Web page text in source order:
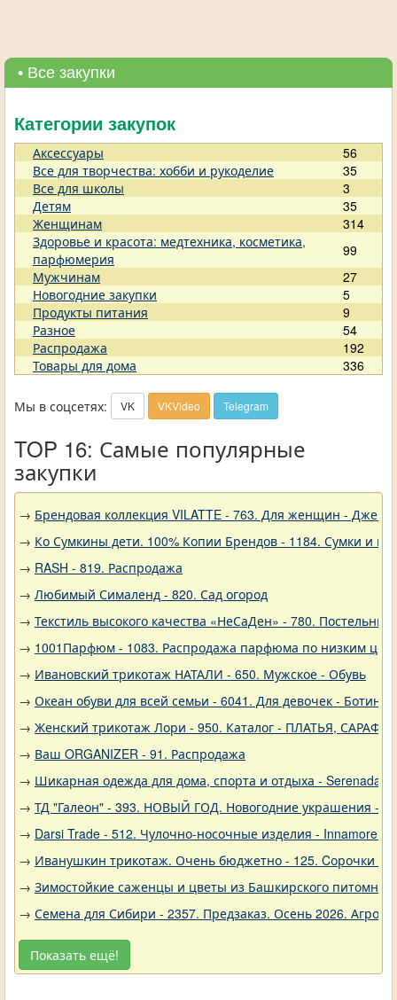
• Все закупки
Категории закупок
Аксессуары
56
Все для творчества: хобби и рукоделие
35
Все для школы
3
Детям
35
Женщинам
314
Здоровье и красота: медтехника, косметика,
парфюмерия
99
Мужчинам
27
Новогодние закупки
5
Продукты питания
9
Разное
54
Распродажа
192
Товары для дома
336
Мы в соцсетях: VK VKVideo Telegram
TOP 16: Самые популярные
закупки
→ Брендовая коллекция VILATTE - 763. Для женщин -
→ Ко Сумкины дети. 100% Копии Брендов - 1184. Сумки и
→ RASH - 819. Распродажа
→ Любимый Сималенд - 820. Сад огород
→ Текстиль высокого качества «НеСаДен» - 780.
→ 1001Парфюм - 1083. Распродажа парфюма по низким
→ Ивановский трикотаж НАТАЛИ - 650. Мужское - Обувь
→ Океан обуви для всей семьи - 6041. Для девочек - Ботинки
→ Женский трикотаж Лори - 950. Каталог - ПЛАТЬЯ,
→ Ваш ORGANIZER - 91. Распродажа
→ Шикарная одежда для дома, спорта и отдыха - Serenada
→ ТД "Галеон" - 393. НОВЫЙ ГОД. Новогодние украшения -
→ Darsi Trade - 512. Чулочно-носочные изделия - Innamore
→ Иванушкин трикотаж. Очень бюджетно - 125. Cорочки
→ Зимостойкие саженцы и цветы из Башкирского
→ Семена для Сибири - 2357. Предзаказ. Осень 2026.
Показать ещё!